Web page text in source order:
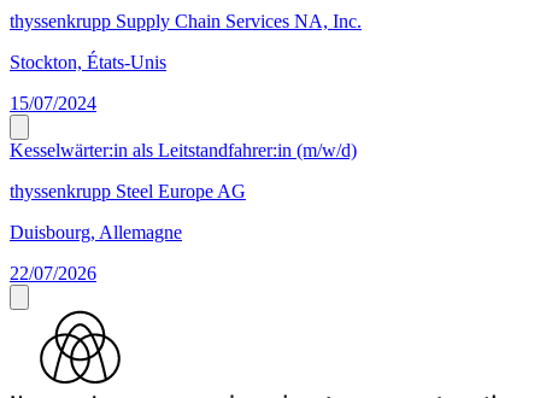
thyssenkrupp Supply Chain Services NA, Inc.
Stockton, États-Unis
15/07/2024
Kesselwärter:in als Leitstandfahrer:in (m/w/d)
thyssenkrupp Steel Europe AG
Duisbourg, Allemagne
22/07/2026